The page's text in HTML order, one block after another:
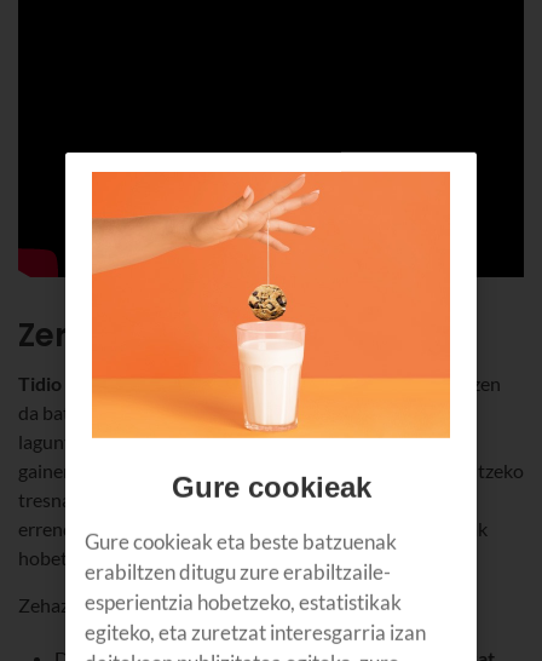
Zertarako balio du Tidiok?
Tidio onlineko dendetan eta negozio digitaletan erabiltzen
da batik bat, oso tresna eraginkorra baita bezeroari
laguntzeko eta haren esperientzia hobetzeko; horretaz
gainera, eragiketen analisiak egiten eta kudeatzen laguntzeko
tresnak ere eskaintzen ditu, haien bidez enpresaren
errendimendua kontrolatzeko eta merkatuaren beharrak
hobeto ezagutzeko.
Zehaztuz, beraz,zer egin dezakezu Tidiorekin?
Gure cookieak
Gure cookieak eta beste batzuenak
erabiltzen ditugu zure erabiltzaile-
esperientzia hobetzeko, estatistikak
egiteko, eta zuretzat interesgarria izan